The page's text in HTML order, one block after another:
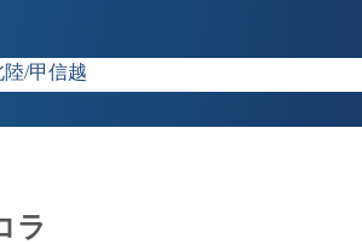
陸/甲信越
ラ